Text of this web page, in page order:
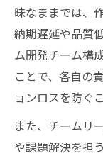
昧なままでは、
納期遅延や品質
ム開発チーム構
ことで、各自の
ョンロスを防ぐ
また、チームリ
や課題解決を担